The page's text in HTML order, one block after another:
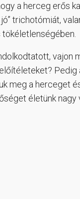
a herceg erős
trichotómiát,
vajon
Pedig
meg a herceget
életünk